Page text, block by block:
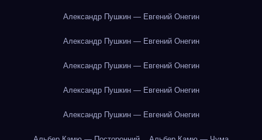
Александр Пушкин — Евгений Онегин
Александр Пушкин — Евгений Онегин
Александр Пушкин — Евгений Онегин
Александр Пушкин — Евгений Онегин
Александр Пушкин — Евгений Онегин